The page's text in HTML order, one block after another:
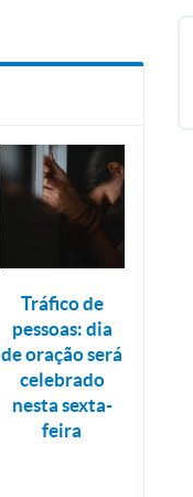
Tráfico de
pessoas: dia
de oração será
celebrado
nesta sexta-
feira